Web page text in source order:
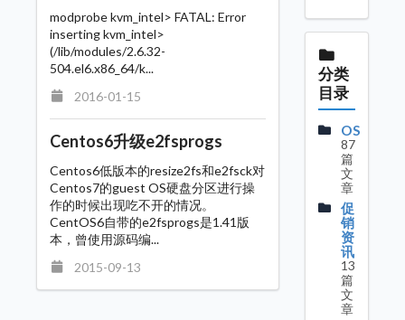
modprobe kvm_intel> FATAL: Error
inserting kvm_intel>
(/lib/modules/2.6.32-
504.el6.x86_64/k...
2016-01-15
Centos6升级e2fsprogs
Centos6低版本的resize2fs和e2fsck对
Centos7的guest OS硬盘分区进行操
作的时候出现吃不开的情况。
CentOS6自带的e2fsprogs是1.41版
本，曾使用源码编...
2015-09-13
分类
目录
OS
87
篇
文
章
促
销
资
讯
13
篇
文
章